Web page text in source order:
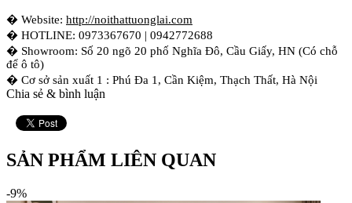
� Website: http://noithattuonglai.com
� HOTLINE: 0973367670 | 0942772688
� Showroom: Số 20 ngõ 20 phố Nghĩa Đô, Cầu Giấy, HN (Có chỗ
để ô tô)
� Cơ sở sản xuất 1 : Phú Đa 1, Cần Kiệm, Thạch Thất, Hà Nội
Chia sẻ & bình luận
SẢN PHẨM LIÊN QUAN
-9%